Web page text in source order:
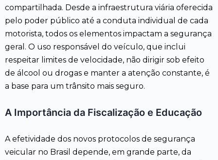
compartilhada. Desde a infraestrutura viária oferecida
pelo poder público até a conduta individual de cada
motorista, todos os elementos impactam a segurança
geral. O uso responsável do veículo, que inclui
respeitar limites de velocidade, não dirigir sob efeito
de álcool ou drogas e manter a atenção constante, é
a base para um trânsito mais seguro.
A Importância da Fiscalização e Educação
A efetividade dos novos protocolos de segurança
veicular no Brasil depende, em grande parte, da